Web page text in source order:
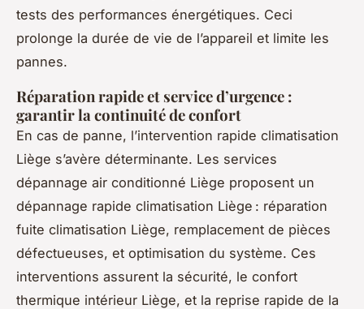
tests des performances énergétiques. Ceci
prolonge la durée de vie de l’appareil et limite les
pannes.
Réparation rapide et service d’urgence :
garantir la continuité de confort
En cas de panne, l’intervention rapide climatisation
Liège s’avère déterminante. Les services
dépannage air conditionné Liège proposent un
dépannage rapide climatisation Liège : réparation
fuite climatisation Liège, remplacement de pièces
défectueuses, et optimisation du système. Ces
interventions assurent la sécurité, le confort
thermique intérieur Liège, et la reprise rapide de la